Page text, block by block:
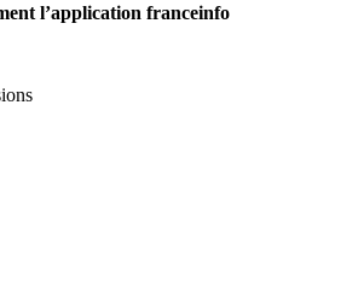
l’application franceinfo